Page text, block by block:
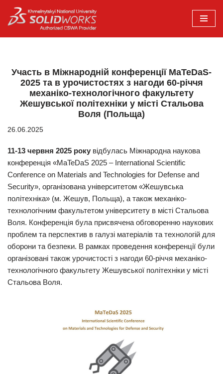
Перейти
до
Участь в Міжнародній конференції MaTeDaS-
2025 та в урочистостях з нагоди 60-річчя
механіко-технологічного факультету
Жешувської політехніки у місті Стальова
Воля (Польща)
26.06.2025
11-13 червня 2025 року відбулась Міжнародна наукова
конференція «MaTeDaS 2025 – International Scientific
Conference on Materials and Technologies for Defense and
Security», організована університетом «Жешувська
політехніка» (м. Жешув, Польща), а також механіко-
технологічним факультетом університету в місті Стальова
Воля. Конференція була присвячена обговоренню наукових
проблем та перспектив в галузі матеріалів та технологій для
оборони та безпеки. В рамках проведення конференції були
організовані також урочистості з нагоди 60-річчя механіко-
технологічного факультету Жешувської політехніки у місті
Стальова Воля.